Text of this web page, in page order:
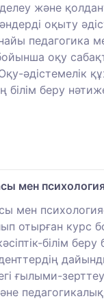
және
оқыту
педагогика
оқу
әдістемелік
беру
мен
мен
отырған курс
білім
ғылыми-